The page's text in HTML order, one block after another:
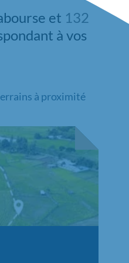
et 132
à vos
à proximité